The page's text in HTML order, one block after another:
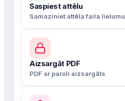
Saspiest attēlu
Samaziniet attēla faila lielumu
Aizsargāt PDF
PDF ar paroli aizsargāts